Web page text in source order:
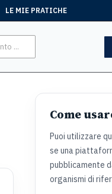
LE MIE PRATICHE
Come
Puoi utilizzare
se una
pubblicamente
organismi di